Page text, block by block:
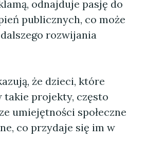
odnajduje pasję do
publicznych, co może
rozwijania
że dzieci, które
takie projekty, często
umiejętności społeczne
co przydaje się im w